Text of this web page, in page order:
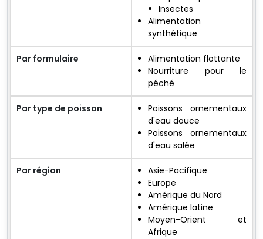
Insectes
Alimentation
synthétique
Par formulaire
Alimentation flottante
Nourriture pour le
péché
Par type de poisson
Poissons ornementaux
d'eau douce
Poissons ornementaux
d'eau salée
Par région
Asie-Pacifique
Europe
Amérique du Nord
Amérique latine
Moyen-Orient et
Afrique